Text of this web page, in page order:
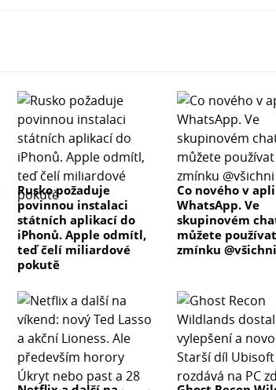
Rusko požaduje
povinnou instalaci
státních aplikací do
iPhonů. Apple odmítl,
teď čelí miliardové
pokutě
Co nového v
WhatsApp. Ve
skupinovém
můžete používat
zmínku @všichni